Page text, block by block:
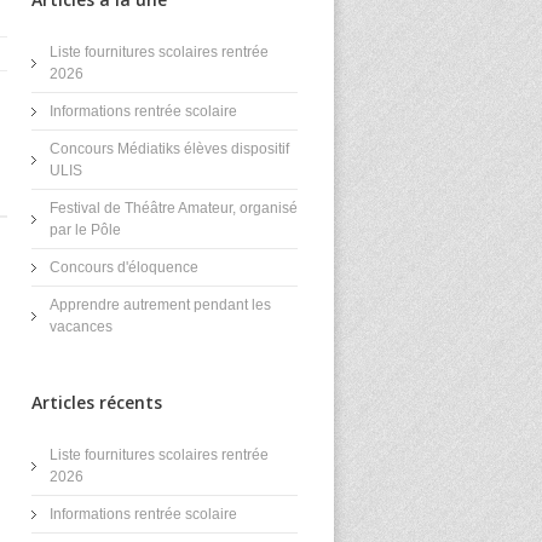
Liste fournitures scolaires rentrée
2026
Informations rentrée scolaire
Concours Médiatiks élèves dispositif
ULIS
Festival de Théâtre Amateur, organisé
par le Pôle
Concours d'éloquence
Apprendre autrement pendant les
vacances
Articles récents
Liste fournitures scolaires rentrée
2026
Informations rentrée scolaire